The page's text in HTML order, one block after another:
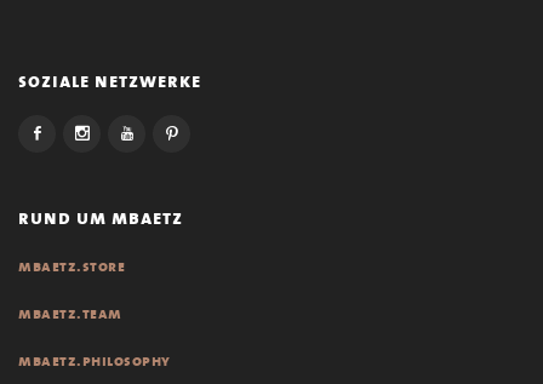
soziale netzwerke
rund um mbaetz
mbaetz.store
mbaetz.team
mbaetz.philosophy